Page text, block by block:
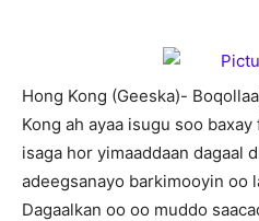
Hong Kong (Geeska)-
Kong ah ayaa isugu soo
isaga hor yimaaddaan dagaal
adeegsanayo barkimooyin oo
Dagaalkan oo oo muddo